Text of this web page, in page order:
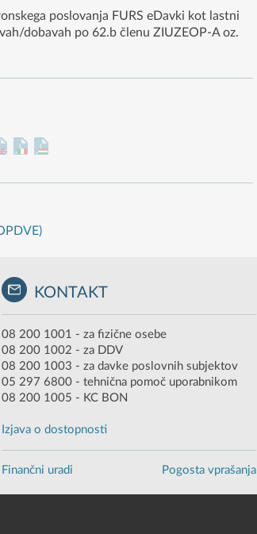
poslovanja FURS eDavki kot lastni
dobavah po 62.b členu ZIUZEOP-A oz.
KONTAKT
08 200 1001 - za fizične osebe
08 200 1002 - za DDV
08 200 1003 - za davke poslovnih subjektov
05 297 6800 - tehnična pomoč uporabnikom
08 200 1005 - KC BON
Izjava o dostopnosti
Finančni uradi Pogosta vprašanja